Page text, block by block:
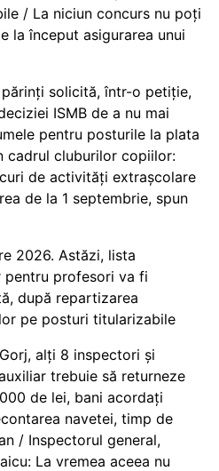
/ La niciun concurs nu poți
la început asigurarea unui
solicită, într-o petiție,
ISMB de a nu mai
pentru posturile la plata
cadrul cluburilor copiilor:
de activități extrașcolare
de la 1 septembrie, spun
2026. Astăzi, lista
pentru profesori va fi
după repartizarea
pe posturi titularizabile
alți 8 inspectori și
trebuie să returneze
de lei, bani acordați
navetei, timp de
/ Inspectorul general,
La vremea aceea nu